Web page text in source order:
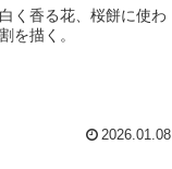
く香る花、桜餅に使わ
を描く。
2026.01.08